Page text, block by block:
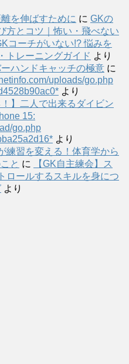
を伸ばすために に GKの
方とコツ｜怖い・飛べない
コーチがいない!? 悩みを
トレーニングガイド より
ハンドキャッチの極意 に
uploads/go.php
より
】二人で出来るダイビン
15:
go.php
より
練習を変える！体育学から
と に
【GK自主練会】ス
ロールするスキルを身につ
より